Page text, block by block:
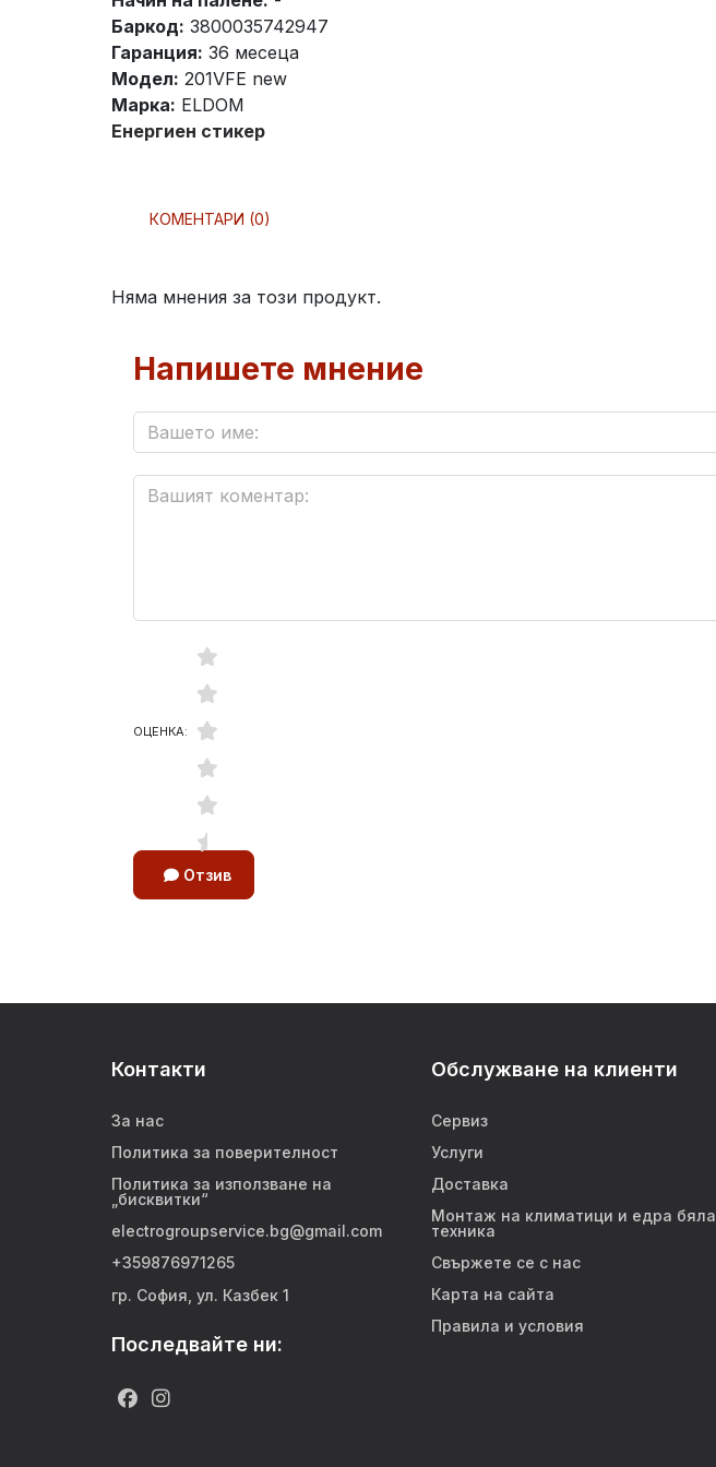
Баркод: 3800035742947
Гаранция: 36 месеца
Модел: 201VFE new
Марка: ELDOM
Енергиен стикер
КОМЕНТАРИ (0)
Няма мнения за този продукт.
Напишете мнение
ОЦЕНКА:
Отзив
Контакти
За нас
Политика за поверителност
Политика за използване на
„бисквитки“
electrogroupservice.bg@gmail.com
+359876971265
гр. София, ул. Казбек 1
Последвайте ни:
Обслужване на клиенти
Сервиз
Услуги
Доставка
Монтаж на климатици и едра бяла
техника
Свържете се с нас
Карта на сайта
Правила и условия